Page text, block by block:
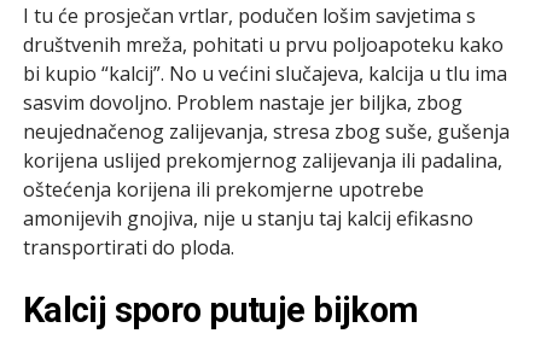
I tu će prosječan vrtlar, podučen lošim savjetima s
društvenih mreža, pohitati u prvu poljoapoteku kako
bi kupio “kalcij”. No u većini slučajeva, kalcija u tlu ima
sasvim dovoljno. Problem nastaje jer biljka, zbog
neujednačenog zalijevanja, stresa zbog suše, gušenja
korijena uslijed prekomjernog zalijevanja ili padalina,
oštećenja korijena ili prekomjerne upotrebe
amonijevih gnojiva, nije u stanju taj kalcij efikasno
transportirati do ploda.
Kalcij sporo putuje bijkom